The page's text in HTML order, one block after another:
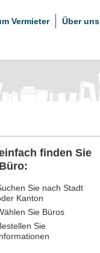
Vermieter Über uns
finden Sie
Sie nach Stadt
Kanton
Sie Büros
Sie